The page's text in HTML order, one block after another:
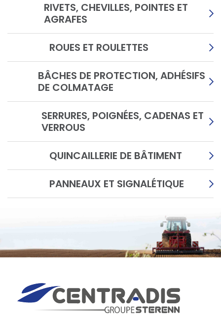
RIVETS, CHEVILLES, POINTES ET
AGRAFES
ROUES ET ROULETTES
BÂCHES DE PROTECTION, ADHÉSIFS
DE COLMATAGE
SERRURES, POIGNÉES, CADENAS ET
VERROUS
QUINCAILLERIE DE BÂTIMENT
PANNEAUX ET SIGNALÉTIQUE